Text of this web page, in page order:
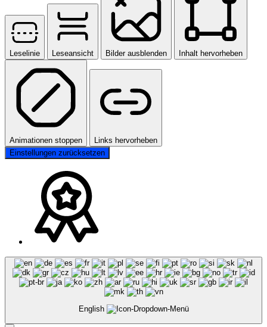
Leselinie Leseansicht Bilder ausblenden Inhalt hervorheben
Animationen stoppen
Links hervorheben
Einstellungen zurücksetzen
English